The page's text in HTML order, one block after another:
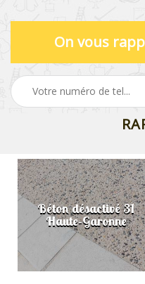
On vous
Béton désactivé 31
Haute-Garonne